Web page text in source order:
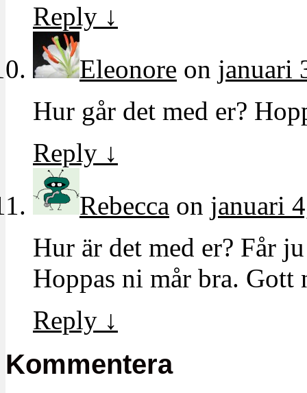
Reply ↓
Eleonore on januari
Hur går det med er?
Reply ↓
Rebecca on januari
Hur är det med er? Får
Hoppas ni mår bra. Gott
Reply ↓
Kommentera